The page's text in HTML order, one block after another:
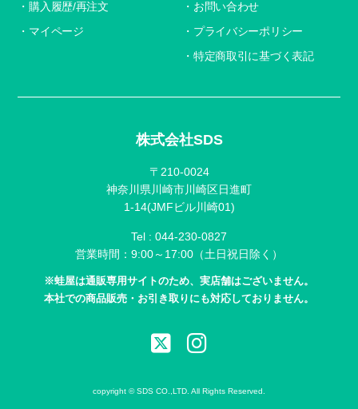
株式会社SDS
〒210-0024
神奈川県川崎市川崎区日進町
1-14(JMFビル川崎01)
Tel : 044-230-0827
営業時間：9:00～17:00（土日祝日除く）
※蛙屋は通販専用サイトのため、実店舗はございません。
本社での商品販売・お引き取りにも対応しておりません。
購入履歴/再注文
マイページ
お問い合わせ
プライバシーポリシー
特定商取引に基づく表記
copyright © SDS CO.,LTD. All Rights Reserved.